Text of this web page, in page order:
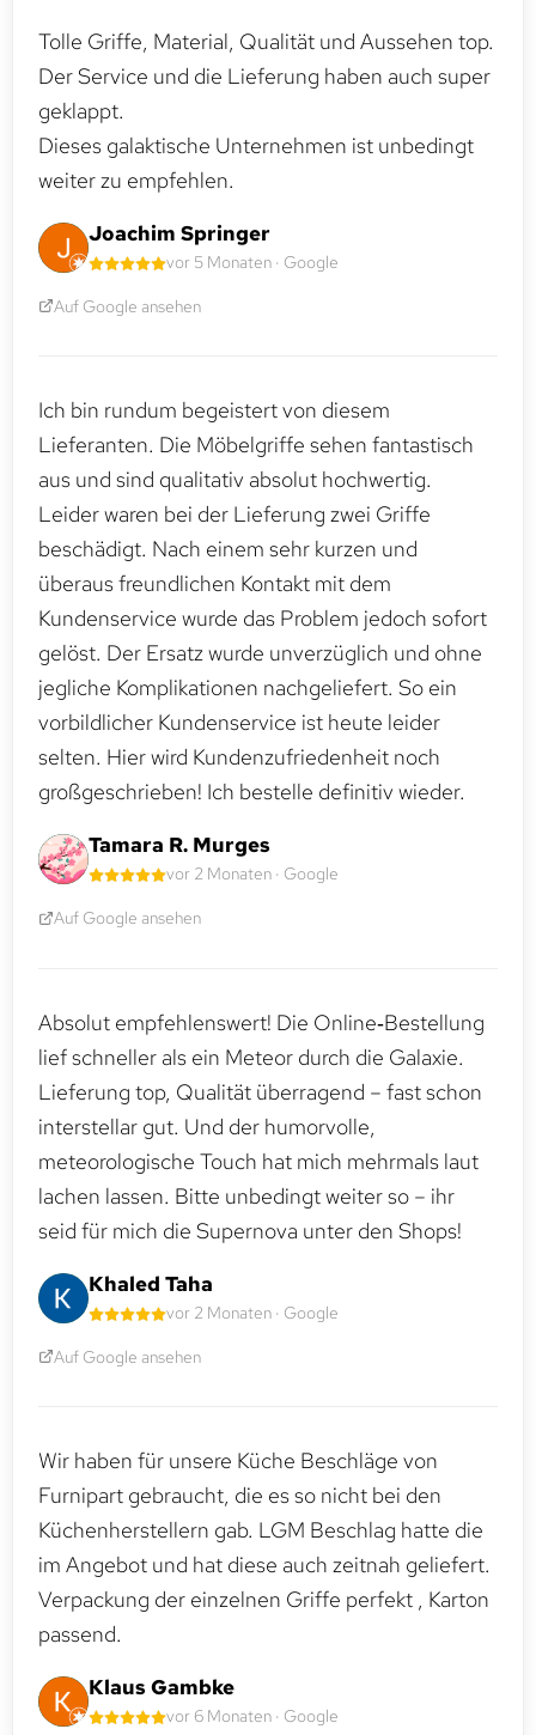
Tolle Griffe, Material, Qualität und Aussehen top.
Der Service und die Lieferung haben auch super
geklappt.
Dieses galaktische Unternehmen ist unbedingt
weiter zu empfehlen.
Joachim Springer
vor 5 Monaten · Google
Auf Google ansehen
Ich bin rundum begeistert von diesem
Lieferanten. Die Möbelgriffe sehen fantastisch
aus und sind qualitativ absolut hochwertig.
Leider waren bei der Lieferung zwei Griffe
beschädigt. Nach einem sehr kurzen und
überaus freundlichen Kontakt mit dem
Kundenservice wurde das Problem jedoch sofort
gelöst. Der Ersatz wurde unverzüglich und ohne
jegliche Komplikationen nachgeliefert. So ein
vorbildlicher Kundenservice ist heute leider
selten. Hier wird Kundenzufriedenheit noch
großgeschrieben! Ich bestelle definitiv wieder.
Tamara R. Murges
vor 2 Monaten · Google
Auf Google ansehen
Absolut empfehlenswert! Die Online‑Bestellung
lief schneller als ein Meteor durch die Galaxie.
Lieferung top, Qualität überragend – fast schon
interstellar gut. Und der humorvolle,
meteorologische Touch hat mich mehrmals laut
lachen lassen. Bitte unbedingt weiter so – ihr
seid für mich die Supernova unter den Shops!
Khaled Taha
vor 2 Monaten · Google
Auf Google ansehen
Wir haben für unsere Küche Beschläge von
Furnipart gebraucht, die es so nicht bei den
Küchenherstellern gab. LGM Beschlag hatte die
im Angebot und hat diese auch zeitnah geliefert.
Verpackung der einzelnen Griffe perfekt , Karton
passend.
Klaus Gambke
vor 6 Monaten · Google